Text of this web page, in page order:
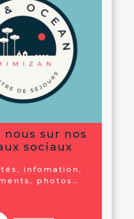
nous sur nos
sociaux
infomation,
photos…